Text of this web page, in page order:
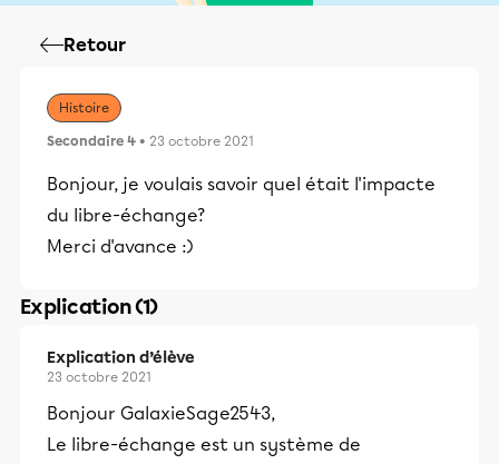
Retour
Histoire
Secondaire 4 • 23 octobre 2021
Bonjour, je voulais savoir quel était l'impacte
du libre-échange?
Merci d'avance :)
Explication (1)
Explication d’élève
23 octobre 2021
Bonjour GalaxieSage2543,
Le libre-échange est un système de